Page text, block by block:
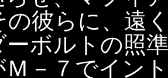
の彼らに、遠
ーボルトの照
Ｍ－７でイン